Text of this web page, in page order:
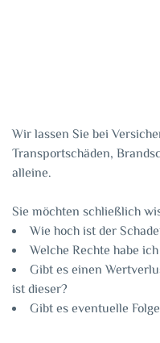
Behobener
Wir lassen Sie bei
Transportschäden,
alleine.
Sie möchten schließlich
Wie hoch ist der
Welche Rechte habe
Gibt es einen
ist dieser?
Gibt es eventuelle